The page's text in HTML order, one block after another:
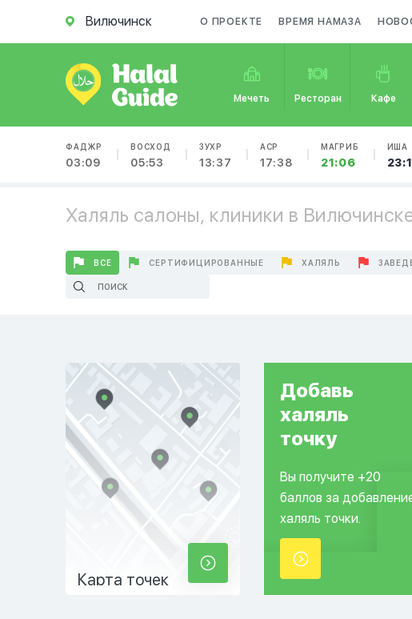
Вилючинск О ПРОЕКТЕ ВРЕМЯ НАМАЗА
Мечеть Ресторан Кафе
ФАДЖР
03:09
ВОСХОД
05:53
ЗУХР
13:37
АСР
17:38
МАГРИБ
21:06
ИША
Халяль салоны, клиники в
ВСЕ СЕРТИФИЦИРОВАННЫЕ ХАЛЯЛЬ
Карта точек
Добавь
халяль
точку
Вы получите +20
баллов за
халяль точки.